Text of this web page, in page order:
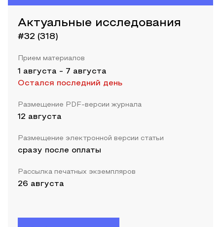
Актуальные исследования
#32 (318)
Прием материалов
1 августа - 7 августа
Остался последний день
Размещение PDF-версии журнала
12 августа
Размещение электронной версии статьи
сразу после оплаты
Рассылка печатных экземпляров
26 августа